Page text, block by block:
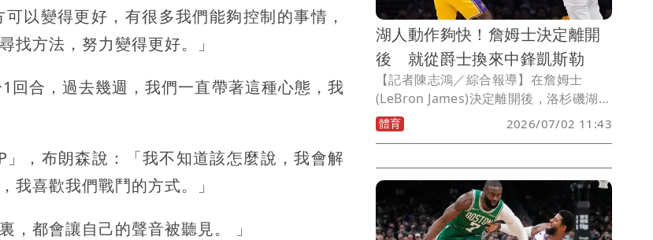
以變得更好，有很多我們能夠控制的事情，
找方法，努力變得更好。」
合，過去幾週，我們一直帶著這種心態，我
，布朗森說：「我不知道該怎麼說，我會解
我喜歡我們戰鬥的方式。」
，都會讓自己的聲音被聽見。 」
湖人動作夠快！詹姆士決定離開
後 就從爵士換來中鋒凱斯勒
【記者陳志鴻／綜合報導】在詹姆士
(LeBron James)決定離開後，洛杉磯湖人
美國時間週三通過1筆重磅交易，以及與3
名自由球員簽約，開始了重組陣容的進
體育 2026/07/02 11:43